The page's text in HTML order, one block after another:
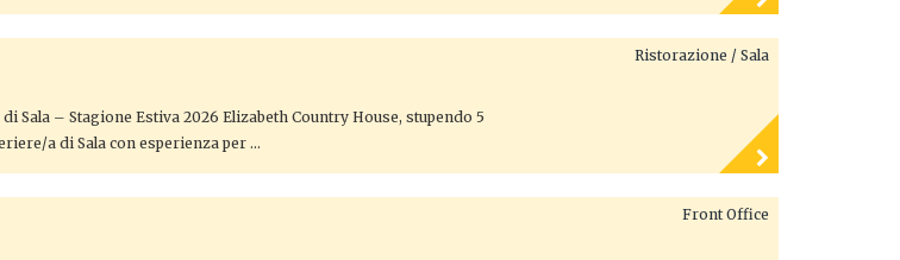
Ristorazione / Sala
Sala – Stagione Estiva 2026 Elizabeth Country House, stupendo 5
a di Sala con esperienza per …
Front Office